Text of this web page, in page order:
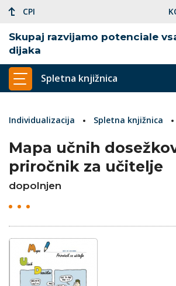
Skupaj razvijamo potenciale
dijaka
CPI
PRIKAŽI GLAVNI MENI
Spletna knjižnica
Individualizacija Spletna knjižnica
Mapa učnih
priročnik za učitelje
dopolnjen